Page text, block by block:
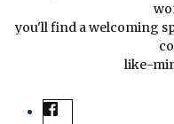
you'll find a welcoming
like-